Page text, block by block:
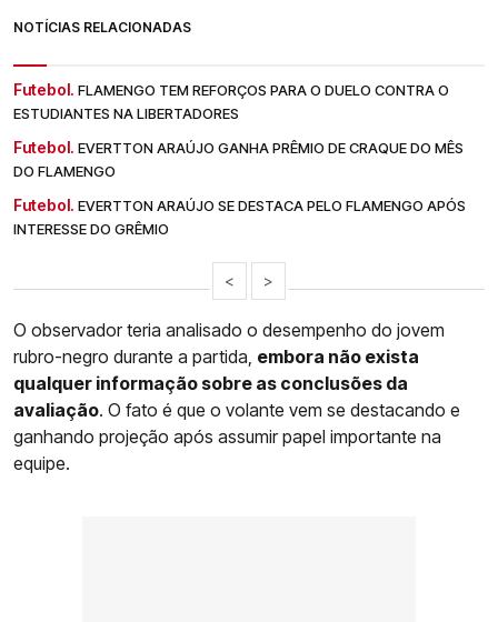
NOTÍCIAS RELACIONADAS
Futebol. FLAMENGO TEM REFORÇOS PARA O DUELO CONTRA O
ESTUDIANTES NA LIBERTADORES
Futebol. EVERTTON ARAÚJO GANHA PRÊMIO DE CRAQUE DO MÊS
DO FLAMENGO
Futebol. EVERTTON ARAÚJO SE DESTACA PELO FLAMENGO APÓS
INTERESSE DO GRÊMIO
< >
O observador teria analisado o desempenho do jovem
rubro-negro durante a partida, embora não exista
qualquer informação sobre as conclusões da
avaliação. O fato é que o volante vem se destacando e
ganhando projeção após assumir papel importante na
equipe.